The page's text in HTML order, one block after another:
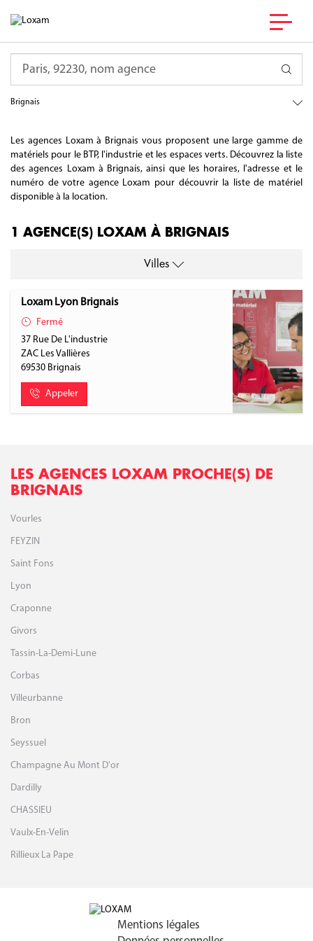
Brignais
Les agences Loxam à Brignais vous proposent une large gamme de
matériels pour le BTP, l'industrie et les espaces verts. Découvrez la liste
des agences Loxam à Brignais, ainsi que les horaires, l'adresse et le
numéro de votre agence Loxam pour découvrir la liste de matériel
disponible à la location.
1 AGENCE(S) LOXAM À BRIGNAIS
Villes
Loxam Lyon Brignais
Fermé
37 Rue De L'industrie
ZAC Les Vallières
69530 Brignais
Appeler
LES AGENCES LOXAM PROCHE(S) DE
BRIGNAIS
Vourles
FEYZIN
Saint Fons
Lyon
Craponne
Givors
Tassin-La-Demi-Lune
Corbas
Villeurbanne
Bron
Seyssuel
Champagne Au Mont D'or
Dardilly
CHASSIEU
Vaulx-En-Velin
Rillieux La Pape
Mentions légales